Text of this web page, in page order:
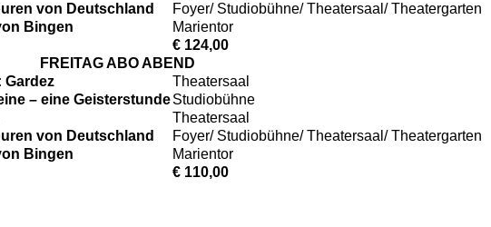
von Deutschland
Foyer/ Studiobühne/ Theatersaal/ Theatergarten
Bingen
Marientor
€ 124,00
FREITAG ABO ABEND
Gardez
Theatersaal
– eine GeisterstundeStudiobühne
Theatersaal
von Deutschland
Foyer/ Studiobühne/ Theatersaal/ Theatergarten
Bingen
Marientor
€ 110,00